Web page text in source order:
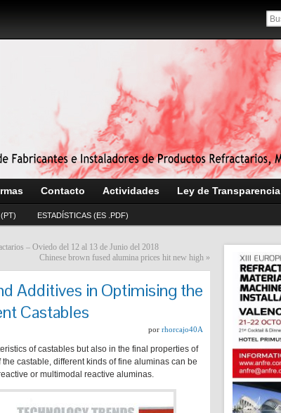
Contacto Actividades Ley de Transparencia
ESTADÍSTICAS (ES .PDF)
– Oviedo del 12 al 13 de Junio del 2018
Chinese brown fused alumina prices hit new high »
Additives in Optimising the
Castables
por rhorcajo40A
of castables but also in the final properties of
castable, different kinds of fine aluminas can be
or multimodal reactive aluminas.